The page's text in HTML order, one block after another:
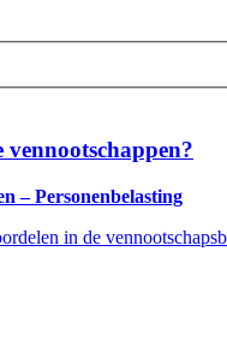
– Personenbelasting
in de